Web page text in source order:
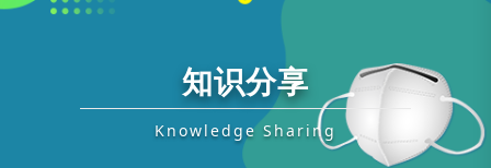
知识分享
Knowledge Sharing